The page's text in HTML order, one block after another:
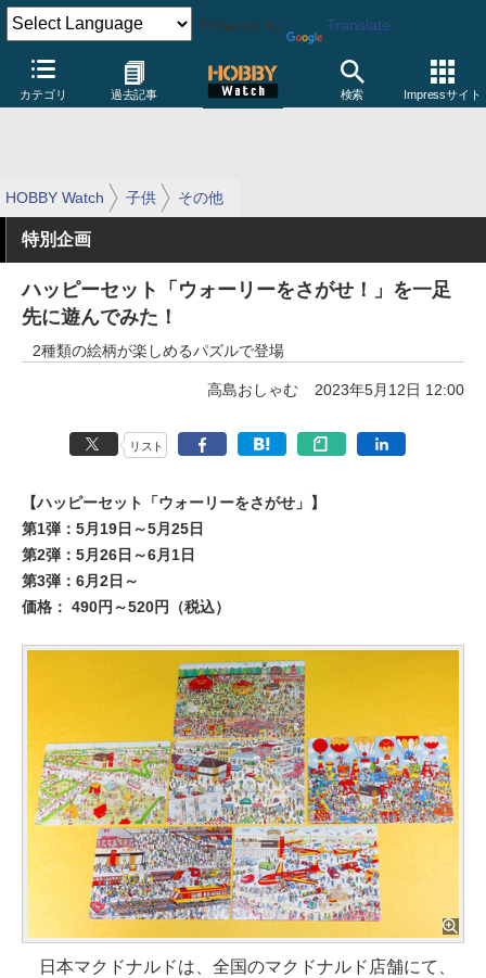
Powered by Translate
カテゴリ 過去記事 検索 Impressサイト
HOBBY Watch 子供 その他
特別企画
ハッピーセット「ウォーリーをさがせ！」を一足
先に遊んでみた！
2種類の絵柄が楽しめるパズルで登場
高島おしゃむ 2023年5月12日 12:00
リスト
【ハッピーセット「ウォーリーをさがせ」】
第1弾：5月19日～5月25日
第2弾：5月26日～6月1日
第3弾：6月2日～
価格： 490円～520円（税込）
日本マクドナルドは、全国のマクドナルド店舗にて、